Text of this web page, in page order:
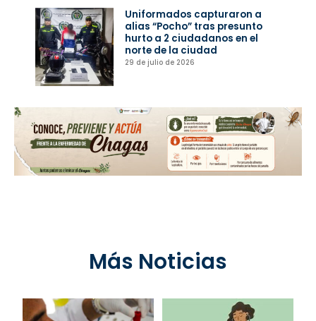
Uniformados capturaron a
alias “Pocho” tras presunto
hurto a 2 ciudadanos en el
norte de la ciudad
29 de julio de 2026
Más Noticias